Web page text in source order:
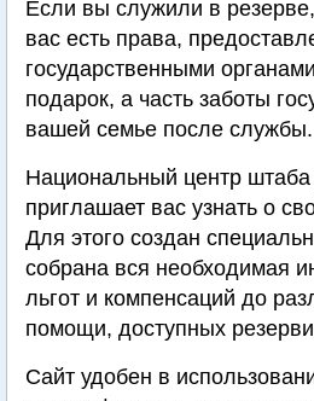
Если вы служили в
вас есть права,
государственными
подарок, а часть заботы
вашей семье после службы.
Национальный центр штаба
приглашает вас узнать о
Для этого создан
собрана вся необходимая
льгот и компенсаций до
помощи, доступных
Сайт удобен в